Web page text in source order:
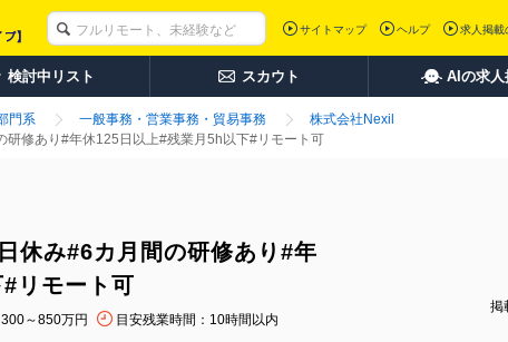
サイトマップ ヘルプ 求人掲載
検討中リスト スカウト AIの求人
門系 一般事務・営業事務・貿易事務
株式会社Nexil
研修あり#年休125日以上#残業月5h以下#リモート可
休み#6カ月間の研修あり#年
リモート可
～850万円 目安残業時間：10時間以内
掲